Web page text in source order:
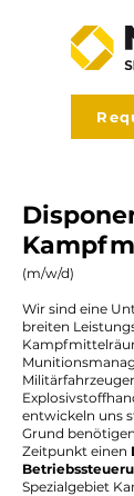
(m/w/d)
Wir sind eine
breiten
entwickeln uns
Grund
Zeitpunkt einen
Spezialgebiet